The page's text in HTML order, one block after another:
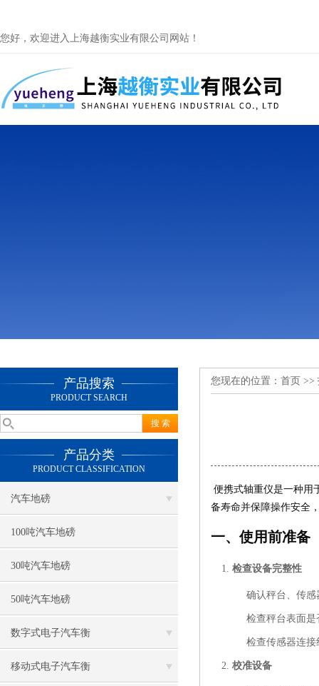
您好，欢迎进入上海越衡实业有限公司网站！
产品搜索
PRODUCT SEARCH
产品分类
PRODUCT CLASSIFICATION
汽车地磅
100吨汽车地磅
30吨汽车地磅
50吨汽车地磅
数字式电子汽车衡
移动式电子汽车衡
您现在的位置： 首页 >>
便携式轴重仪是一种用
备寿命并保障操作安全
一、使用前准备
检查设备完整性
确认秤台、传
检查秤台表面
检查传感器连
校准设备